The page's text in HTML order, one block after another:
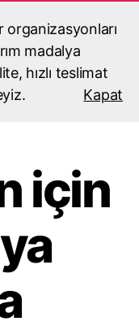
madalya
hızlı teslimat
Kapat
için